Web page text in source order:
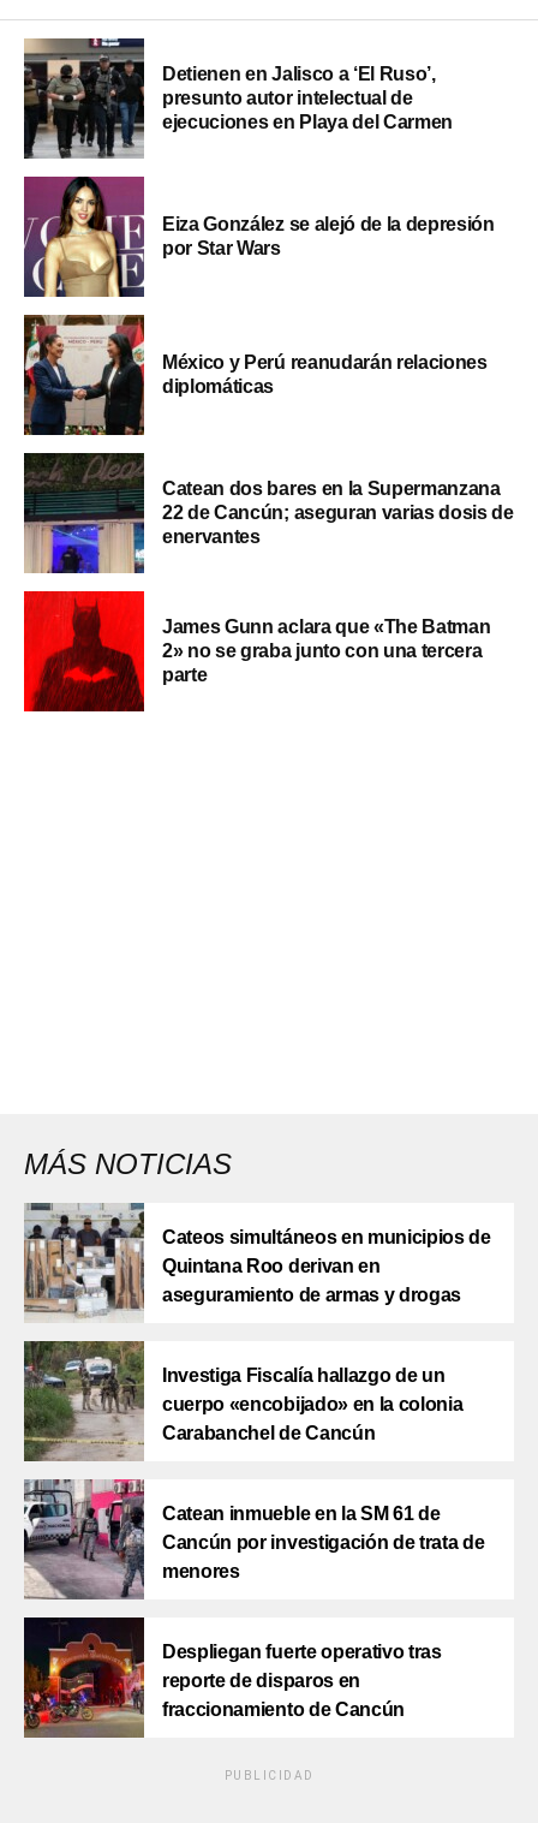
Detienen en Jalisco a ‘El Ruso’,
presunto autor intelectual de
ejecuciones en Playa del Carmen
Eiza González se alejó de la depresión
por Star Wars
México y Perú reanudarán relaciones
diplomáticas
Catean dos bares en la Supermanzana
22 de Cancún; aseguran varias dosis de
enervantes
James Gunn aclara que «The Batman
2» no se graba junto con una tercera
parte
MÁS NOTICIAS
Cateos simultáneos en municipios de
Quintana Roo derivan en
aseguramiento de armas y drogas
Investiga Fiscalía hallazgo de un
cuerpo «encobijado» en la colonia
Carabanchel de Cancún
Catean inmueble en la SM 61 de
Cancún por investigación de trata de
menores
Despliegan fuerte operativo tras
reporte de disparos en
fraccionamiento de Cancún
PUBLICIDAD